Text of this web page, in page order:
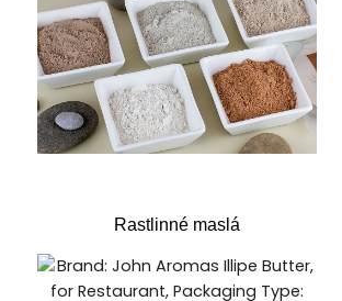
Rastlinné maslá